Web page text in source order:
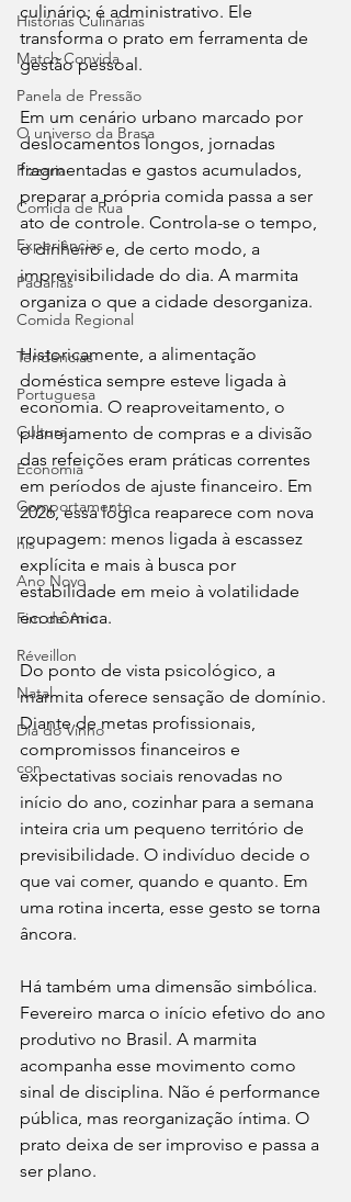
Histórias Culinárias
Match Convida
Panela de Pressão
O universo da Brasa
Pizzaria
Comida de Rua
Experiências
Padarias
Comida Regional
Tendências
Portuguesa
Cultura
Economia
Comportamento
his
Ano Novo
Fim de Ano
Réveillon
Natal
Dia do Vinho
con
culinário; é administrativo. Ele
transforma o prato em ferramenta de
gestão pessoal.
Em um cenário urbano marcado por
deslocamentos longos, jornadas
fragmentadas e gastos acumulados,
preparar a própria comida passa a ser
ato de controle. Controla-se o tempo,
o dinheiro e, de certo modo, a
imprevisibilidade do dia. A marmita
organiza o que a cidade desorganiza.
Historicamente, a alimentação
doméstica sempre esteve ligada à
economia. O reaproveitamento, o
planejamento de compras e a divisão
das refeições eram práticas correntes
em períodos de ajuste financeiro. Em
2026, essa lógica reaparece com nova
roupagem: menos ligada à escassez
explícita e mais à busca por
estabilidade em meio à volatilidade
econômica.
Do ponto de vista psicológico, a
marmita oferece sensação de domínio.
Diante de metas profissionais,
compromissos financeiros e
expectativas sociais renovadas no
início do ano, cozinhar para a semana
inteira cria um pequeno território de
previsibilidade. O indivíduo decide o
que vai comer, quando e quanto. Em
uma rotina incerta, esse gesto se torna
âncora.
Há também uma dimensão simbólica.
Fevereiro marca o início efetivo do ano
produtivo no Brasil. A marmita
acompanha esse movimento como
sinal de disciplina. Não é performance
pública, mas reorganização íntima. O
prato deixa de ser improviso e passa a
ser plano.